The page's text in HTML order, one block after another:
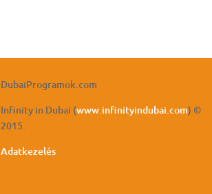
DubaiProgramok.com
Infinity in Dubai (www.infinityindubai.com) ©
2015.
Adatkezelés